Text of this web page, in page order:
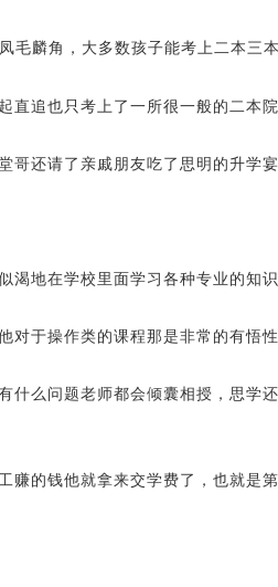
毛麟角，大多数孩子能考上二本三
追也只考上了一所很一般的二本院
哥还请了亲戚朋友吃了思明的升学宴
渴地在学校里面学习各种专业的知识
对于操作类的课程那是非常的有悟性
么问题老师都会倾囊相授，思学
赚的钱他就拿来交学费了，也就是第